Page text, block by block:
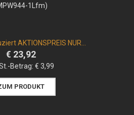
1Lfm)
AKTIONSPREIS NUR...
€ 23,92
Betrag: € 3,99
PRODUKT